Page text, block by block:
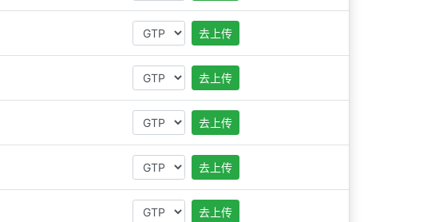
去上传
去上传
去上传
去上传
去上传